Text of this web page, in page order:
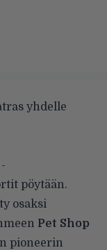
yhdelle
pöytään.
osaksi
Pet Shop
pioneerin